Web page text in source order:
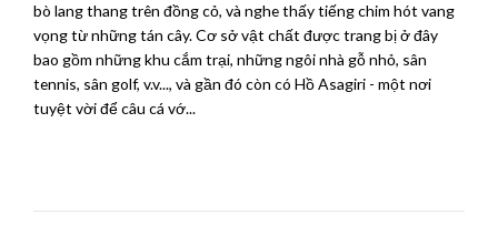
bò lang thang trên đồng cỏ, và nghe thấy tiếng chim hót vang
vọng từ những tán cây. Cơ sở vật chất được trang bị ở đây
bao gồm những khu cắm trại, những ngôi nhà gỗ nhỏ, sân
tennis, sân golf, v.v..., và gần đó còn có Hồ Asagiri - một nơi
tuyệt vời để câu cá vớ...